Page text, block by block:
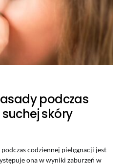
podczas
skóry
codziennej pielęgnacji jest
ona w wyniki zaburzeń w